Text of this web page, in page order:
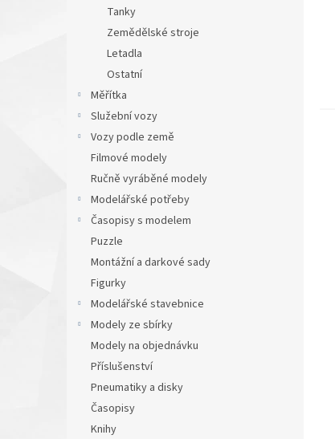
Tanky
Zemědělské stroje
Letadla
Ostatní
Měřítka
Služební vozy
Vozy podle země
Filmové modely
Ručně vyráběné modely
Modelářské potřeby
Časopisy s modelem
Puzzle
Montážní a darkové sady
Figurky
Modelářské stavebnice
Modely ze sbírky
Modely na objednávku
Příslušenství
Pneumatiky a disky
Časopisy
Knihy